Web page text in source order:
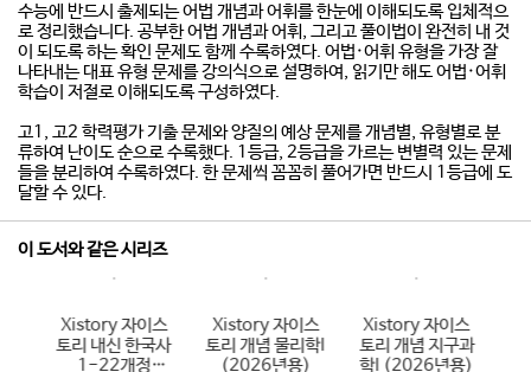
수능에 반드시 출제되는 어법 개념과 어휘를 한눈에 이해되도록 입체적으
로 정리했습니다. 공부한 어법 개념과 어휘, 그리고 풀이법이 완전히 내 것
이 되도록 하는 확인 문제도 함께 수록하였다. 어법·어휘 유형을 가장 잘
나타내는 대표 유형 문제를 강의식으로 설명하여, 읽기만 해도 어법·어휘
학습이 저절로 이해되도록 구성하였다.
고1, 고2 학력평가 기출 문제와 양질의 예상 문제를 개념별, 유형별로 분
류하여 난이도 순으로 수록했다. 1등급, 2등급을 가르는 변별력 있는 문제
들을 분리하여 수록하였다. 한 문제씩 꼼꼼히 풀어가면 반드시 1등급에 도
달할 수 있다.
이 도서와 같은 시리즈
Xistory 자이스
토리 내신 한국사
1-22개정
Xistory 자이스
토리 개념 물리학I
(2026년용)
Xistory 자이스
토리 개념 지구과
학I (2026년용)